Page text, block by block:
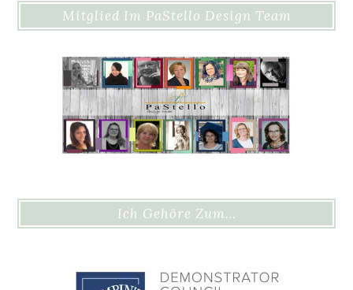
Mitglied Im PaStello Design Team
Ich Gehöre Zum…